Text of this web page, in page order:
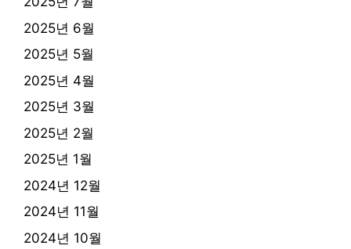
2025년 6월
2025년 5월
2025년 4월
2025년 3월
2025년 2월
2025년 1월
2024년 12월
2024년 11월
2024년 10월